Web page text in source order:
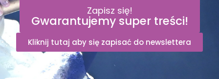
Zapisz się!
Gwarantujemy super treści!
Kliknij tutaj aby się zapisać do newslettera